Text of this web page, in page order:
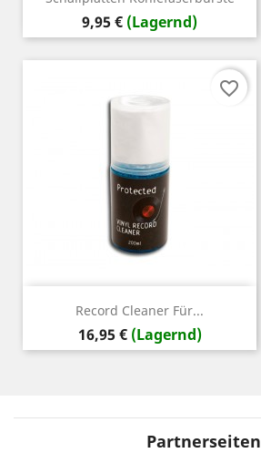
Preis
9,95 € (Lagernd)
Record Cleaner Für...
Preis
16,95 € (Lagernd)
favorite_border
Partnerseiten